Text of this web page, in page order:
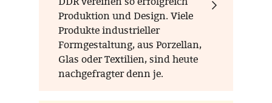
Produktion und Design. Viele
Produkte industrieller
Formgestaltung, aus Porzellan,
Glas oder Textilien, sind heute
nachgefragter denn je.